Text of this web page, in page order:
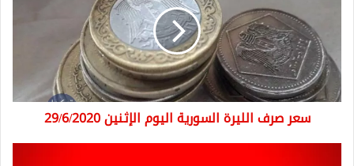
الإثنين
29/6/2020
سعر صرف الليرة السورية اليوم الإثنين 29/6/2020